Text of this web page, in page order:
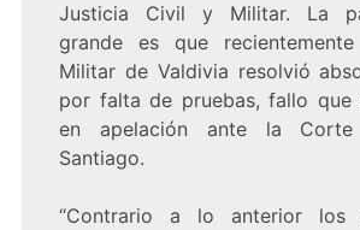
Justicia Civil y Militar. La
grande es que
Militar de Valdivia resolvió
por falta de pruebas, fallo que
en apelación ante la
Santiago.
“Contrario a lo anterior los